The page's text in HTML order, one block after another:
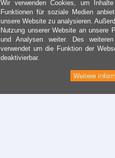
Wir verwenden Cookies, um
Funktionen für soziale Medien
unsere Website zu analysieren.
Nutzung unserer Website an unsere
und Analysen weiter. Des
verwendet um die Funktion der
deaktivierbar.
Weitere